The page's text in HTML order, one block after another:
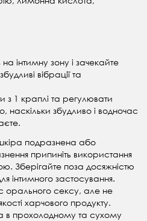
на інтимну зону і зачекайте
вібрації та
1 краплі та регулювати
наскільки збудливо і водночас
подразнена або
припиніть використання
Зберігайте поза досяжністю
інтимного застосування.
орального сексу, але не
харчового продукту.
в прохолодному та сухому